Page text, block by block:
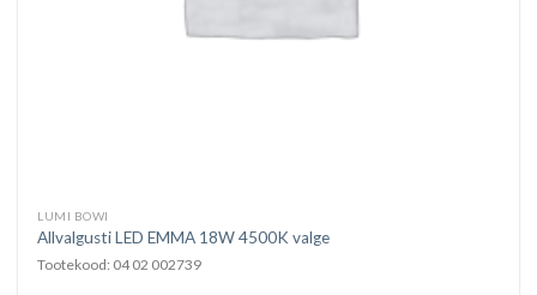
LUMI BOWI
Allvalgusti LED EMMA 18W 4500K valge
Tootekood: 04 02 002739